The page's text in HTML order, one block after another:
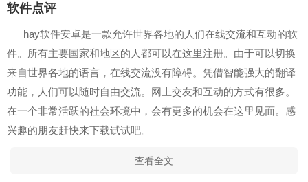
软件点评
hay软件安卓是一款允许世界各地的人们在线交流和互动的软
件。所有主要国家和地区的人都可以在这里注册。由于可以切换
来自世界各地的语言，在线交流没有障碍。凭借智能强大的翻译
功能，人们可以随时自由交流。网上交友和互动的方式有很多。
在一个非常活跃的社会环境中，会有更多的机会在这里见面。感
兴趣的朋友赶快来下载试试吧。
查看全文